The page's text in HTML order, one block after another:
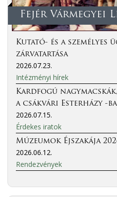
Fejér Vármegyei
Kutató- és a
zárvatartása
2026.07.23.
Intézményi hírek
Kardfogú
a csákvári Esterházy -
2026.07.15.
Érdekes iratok
Múzeumok Éjszakája
2026.06.12.
Rendezvények